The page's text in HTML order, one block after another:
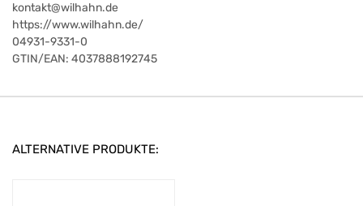
kontakt@wilhahn.de
https://www.wilhahn.de/
04931-9331-0
GTIN/EAN: 4037888192745
ALTERNATIVE PRODUKTE: